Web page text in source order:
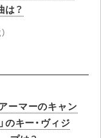
？
ーマーのキャン
のキー・ヴィジ